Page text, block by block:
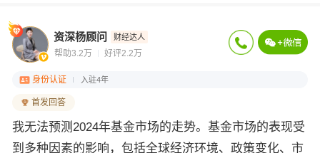
资深杨顾问 财经达人
帮助3.2万 好评2.2万
身份认证 入驻4年
首发回答
我无法预测2024年基金市场的走势。基金市场的表现受
到多种因素的影响，包括全球经济环境、政策变化、市